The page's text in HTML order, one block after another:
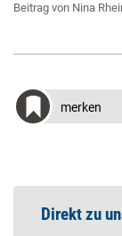
Beitrag von Nina
merken
Direkt zu